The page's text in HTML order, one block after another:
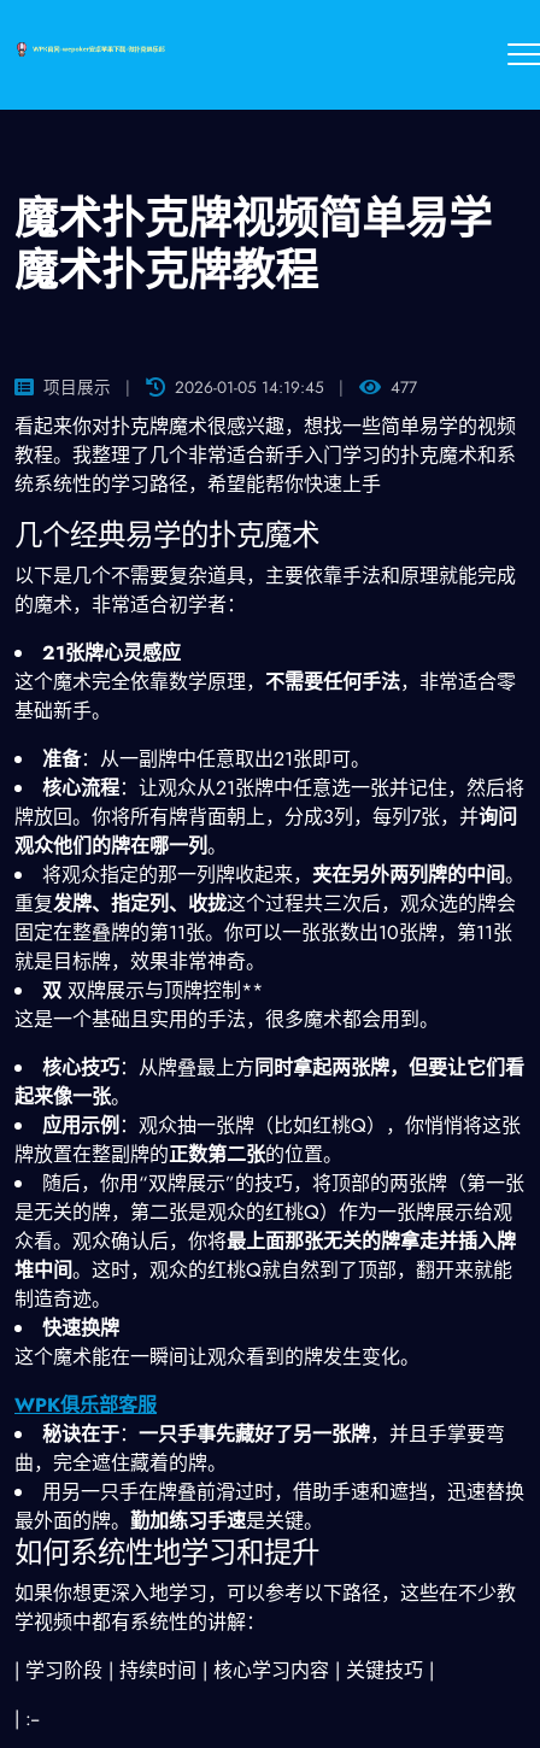
魔术扑克牌视频简单易学
魔术扑克牌教程
项目展示 2026-01-05 14:19:45 477
看起来你对扑克牌魔术很感兴趣，想找一些简单易学的视频
教程。我整理了几个非常适合新手入门学习的扑克魔术和系
统系统性的学习路径，希望能帮你快速上手
几个经典易学的扑克魔术
以下是几个不需要复杂道具，主要依靠手法和原理就能完成
的魔术，非常适合初学者：
21张牌心灵感应
这个魔术完全依靠数学原理， 不需要任何手法，非常适合零
基础新手。
准备：从一副牌中任意取出21张即可。
核心流程：让观众从21张牌中任意选一张并记住，然后将
牌放回。你将所有牌背面朝上，分成3列，每列7张，并询问
观众他们的牌在哪一列。
将观众指定的那一列牌收起来， 夹在另外两列牌的中间。
重复发牌、指定列、收拢这个过程共三次后，观众选的牌会
固定在整叠牌的第11张。你可以一张张数出10张牌，第11张
就是目标牌，效果非常神奇。
双 双牌展示与顶牌控制**
这是一个基础且实用的手法，很多魔术都会用到。
核心技巧：从牌叠最上方同时拿起两张牌，但要让它们看
起来像一张。
应用示例 ：观众抽一张牌（比如红桃Q），你悄悄将这张
牌放置在整副牌的正数第二张的位置。
随后，你用“双牌展示”的技巧，将顶部的两张牌（第一张
是无关的牌，第二张是观众的红桃Q）作为一张牌展示给观
众看。观众确认后，你将最上面那张无关的牌拿走并插入牌
堆中间。这时，观众的红桃Q就自然到了顶部，翻开来就能
制造奇迹。
快速换牌
这个魔术能在一瞬间让观众看到的牌发生变化。
WPK俱乐部客服
秘诀在于： 一只手事先藏好了另一张牌，并且手掌要弯
曲，完全遮住藏着的牌。
用另一只手在牌叠前滑过时，借助手速和遮挡，迅速替换
最外面的牌。 勤加练习手速是关键。
如何系统性地学习和提升
如果你想更深入地学习，可以参考以下路径，这些在不少教
学视频中都有系统性的讲解：
| 学习阶段 | 持续时间 | 核心学习内容 | 关键技巧 |
| :--